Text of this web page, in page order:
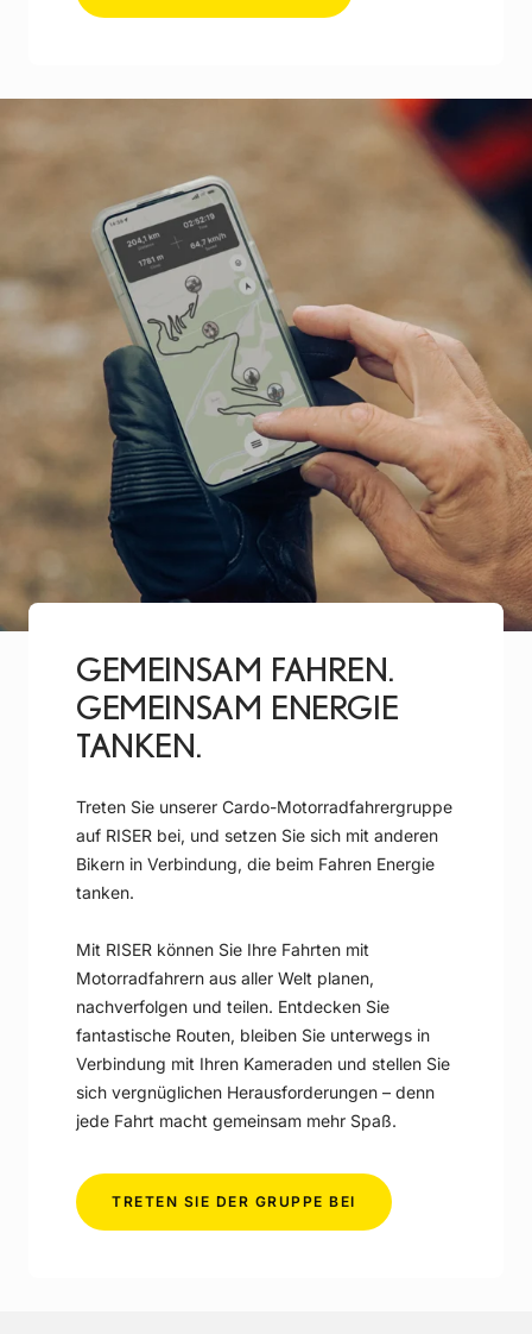
SIE
GEMEINSAM FAHREN.
GEMEINSAM ENERGIE
TANKEN.
Treten Sie unserer Cardo-Motorradfahrergruppe
auf RISER bei, und setzen Sie sich mit anderen
Bikern in Verbindung, die beim Fahren Energie
tanken.
Mit RISER können Sie Ihre Fahrten mit
Motorradfahrern aus aller Welt planen,
nachverfolgen und teilen. Entdecken Sie
fantastische Routen, bleiben Sie unterwegs in
Verbindung mit Ihren Kameraden und stellen Sie
sich vergnüglichen Herausforderungen – denn
jede Fahrt macht gemeinsam mehr Spaß.
TRETEN SIE DER GRUPPE BEI